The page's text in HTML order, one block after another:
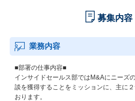
募集内容
業務内容
■部署の仕事内容■
インサイドセールス部ではM&Aにニーズ
談を獲得することをミッションに、主に
おります。